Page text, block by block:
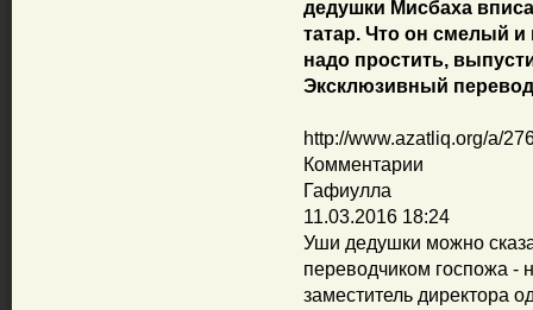
дедушки Мисбаха
татар. Что он смелый и
надо простить,
Эксклюзивный перевод
http://www.azatliq.org/a/
Комментарии
Гафиулла
11.03.2016 18:24
Уши дедушки можно
переводчиком госпожа -
заместитель директора